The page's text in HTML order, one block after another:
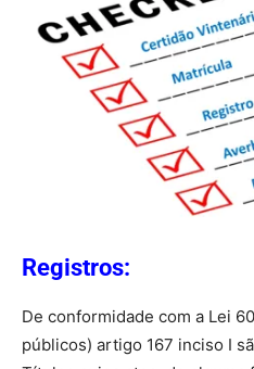
Registros:
De conformidade com a Lei
públicos) artigo 167 inciso I